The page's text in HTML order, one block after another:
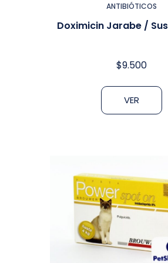
ANTIBIÓTICOS
Doximicin Jarabe /
$9.500
VER